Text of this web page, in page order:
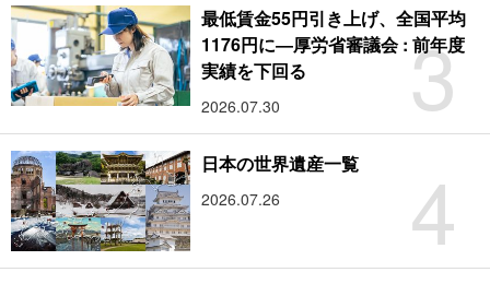
3
最低賃金55円引き上げ、全国平均
1176円に―厚労省審議会 : 前年度
実績を下回る
2026.07.30
4
日本の世界遺産一覧
2026.07.26